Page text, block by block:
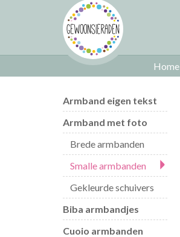
Home
Armband eigen tekst
Armband met foto
Brede armbanden
Smalle armbanden
Gekleurde schuivers
Biba armbandjes
Cuoio armbanden